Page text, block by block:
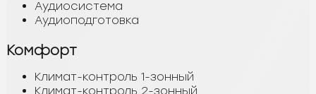
Аудиосистема
Аудиоподготовка
Комфорт
Климат-контроль 1-зонный
Климат-контроль 2-зонный